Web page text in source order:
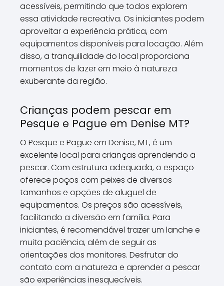
acessíveis, permitindo que todos explorem
essa atividade recreativa. Os iniciantes podem
aproveitar a experiência prática, com
equipamentos disponíveis para locação. Além
disso, a tranquilidade do local proporciona
momentos de lazer em meio à natureza
exuberante da região.
Crianças podem pescar em
Pesque e Pague em Denise MT?
O Pesque e Pague em Denise, MT, é um
excelente local para crianças aprendendo a
pescar. Com estrutura adequada, o espaço
oferece poços com peixes de diversos
tamanhos e opções de aluguel de
equipamentos. Os preços são acessíveis,
facilitando a diversão em família. Para
iniciantes, é recomendável trazer um lanche e
muita paciência, além de seguir as
orientações dos monitores. Desfrutar do
contato com a natureza e aprender a pescar
são experiências inesquecíveis.